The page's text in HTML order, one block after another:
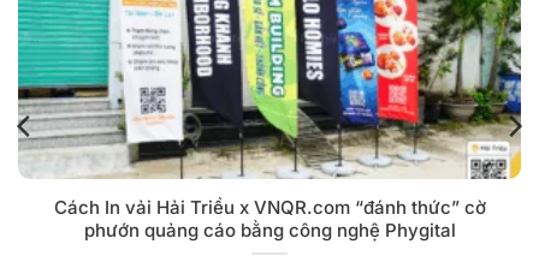
Cách In vải Hải Triều x VNQR.com “đánh thức” cờ
phướn quảng cáo bằng công nghệ Phygital